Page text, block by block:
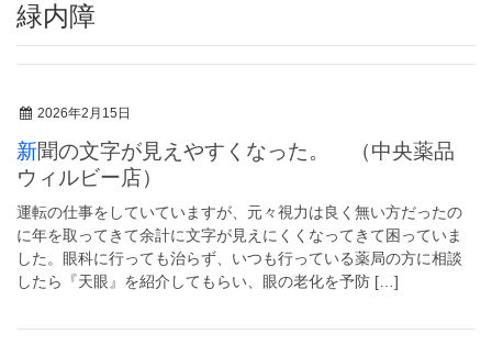
緑内障
2026年2月15日
新聞の文字が見えやすくなった。 （中央薬品
ウィルビー店）
運転の仕事をしていていますが、元々視力は良く無い方だったの
に年を取ってきて余計に文字が見えにくくなってきて困っていま
した。眼科に行っても治らず、いつも行っている薬局の方に相談
したら『天眼』を紹介してもらい、眼の老化を予防 […]